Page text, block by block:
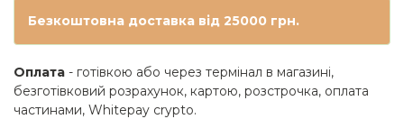
Безкоштовна доставка від 25000 грн.
Оплата - готівкою або через термінал в магазині,
безготівковий розрахунок, картою, розстрочка, оплата
частинами, Whitepay crypto.